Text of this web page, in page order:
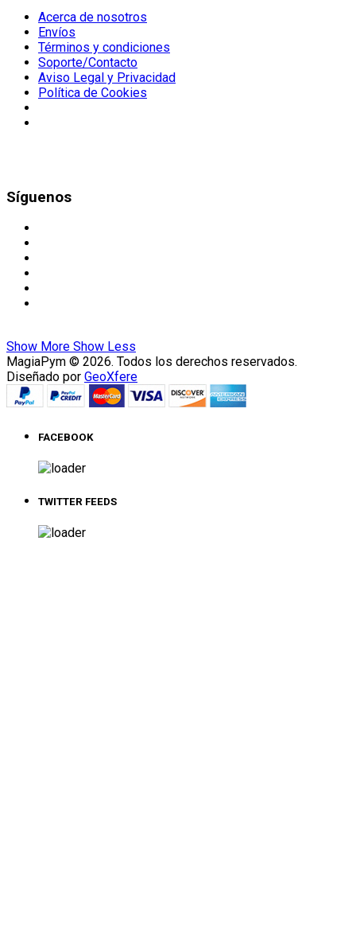
Acerca de nosotros
Envíos
Términos y condiciones
Soporte/Contacto
Aviso Legal y Privacidad
Política de Cookies
Síguenos
Show More Show Less
MagiaPym © 2026. Todos los derechos reservados.
Diseñado por GeoXfere
FACEBOOK
TWITTER FEEDS